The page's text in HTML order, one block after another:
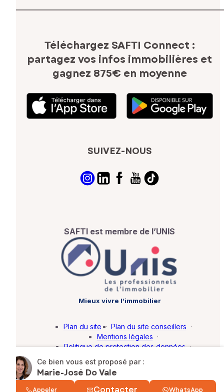
Ce bien vous est proposé par :
Marie-José Do Vale
Appeler WhatsApp
Téléchargez SAFTI Connect :
partagez vos infos immobilières et
gagnez 875€ en moyenne
SUIVEZ-NOUS
SAFTI est membre de l’UNIS
Mieux vivre l’immobilier
© SAFTI 2026. Tous droits réservés.
Plan du site · Plan du site conseillers ·
Mentions légales ·
Politique de protection des données ·